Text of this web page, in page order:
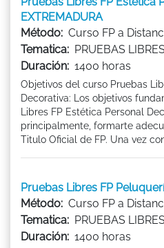
EXTREMADURA
Método: Curso FP a
Tematica: PRUEBAS
Duración: 1400 horas
Objetivos del curso Pruebas
Decorativa: Los objetivos
Libres FP Estética Personal
principalmente, formarte
Titulo Oficial de FP. Una vez
Pruebas Libres FP
Método: Curso FP a
Tematica: PRUEBAS
Duración: 1400 horas